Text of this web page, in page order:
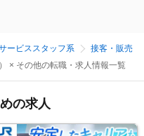
ービススタッフ系
接客・販売
× その他の転職・求人情報一覧
の求人